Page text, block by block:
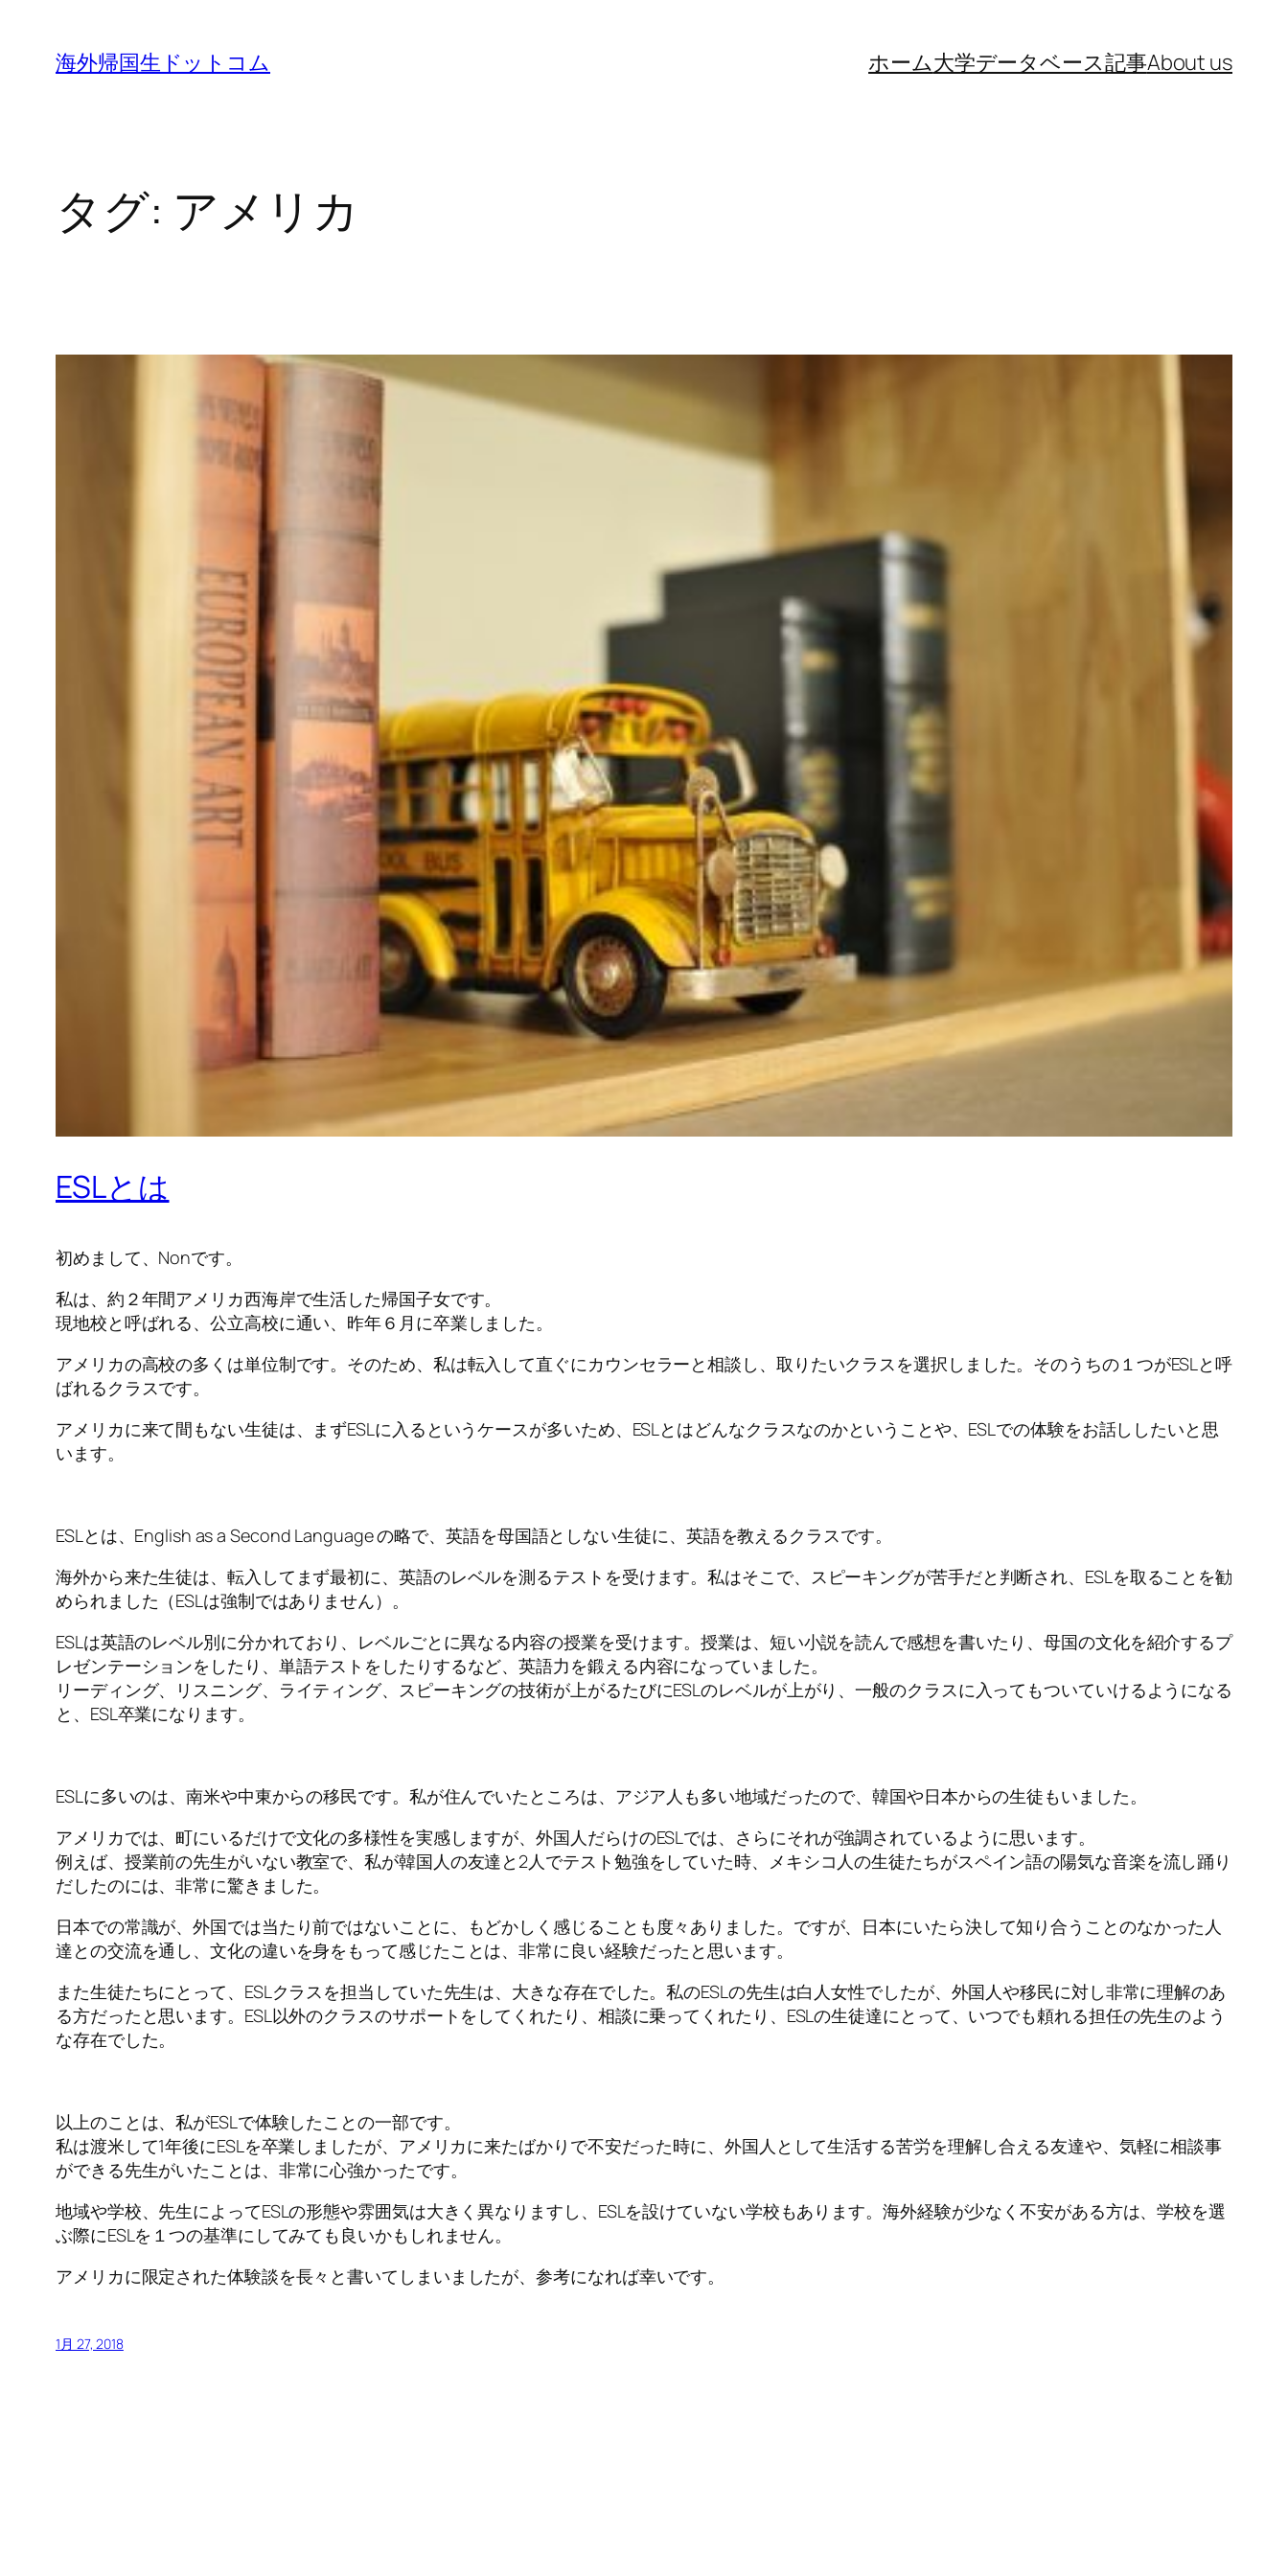
海外帰国生ドットコム ホーム大学データベース記事About us
タグ: アメリカ
ESLとは
初めまして、Nonです。
私は、約２年間アメリカ西海岸で生活した帰国子女です。
現地校と呼ばれる、公立高校に通い、昨年６月に卒業しました。
アメリカの高校の多くは単位制です。そのため、私は転入して直ぐにカウンセラーと相談し、取りたいクラスを選択しました。そのうちの１つがESLと呼
ばれるクラスです。
アメリカに来て間もない生徒は、まずESLに入るというケースが多いため、ESLとはどんなクラスなのかということや、ESLでの体験をお話ししたいと思
います。
ESLとは、English as a Second Language の略で、英語を母国語としない生徒に、英語を教えるクラスです。
海外から来た生徒は、転入してまず最初に、英語のレベルを測るテストを受けます。私はそこで、スピーキングが苦手だと判断され、ESLを取ることを勧
められました（ESLは強制ではありません）。
ESLは英語のレベル別に分かれており、レベルごとに異なる内容の授業を受けます。授業は、短い小説を読んで感想を書いたり、母国の文化を紹介するプ
レゼンテーションをしたり、単語テストをしたりするなど、英語力を鍛える内容になっていました。
リーディング、リスニング、ライティング、スピーキングの技術が上がるたびにESLのレベルが上がり、一般のクラスに入ってもついていけるようになる
と、ESL卒業になります。
ESLに多いのは、南米や中東からの移民です。私が住んでいたところは、アジア人も多い地域だったので、韓国や日本からの生徒もいました。
アメリカでは、町にいるだけで文化の多様性を実感しますが、外国人だらけのESLでは、さらにそれが強調されているように思います。
例えば、授業前の先生がいない教室で、私が韓国人の友達と2人でテスト勉強をしていた時、メキシコ人の生徒たちがスペイン語の陽気な音楽を流し踊り
だしたのには、非常に驚きました。
日本での常識が、外国では当たり前ではないことに、もどかしく感じることも度々ありました。ですが、日本にいたら決して知り合うことのなかった人
達との交流を通し、文化の違いを身をもって感じたことは、非常に良い経験だったと思います。
また生徒たちにとって、ESLクラスを担当していた先生は、大きな存在でした。私のESLの先生は白人女性でしたが、外国人や移民に対し非常に理解のあ
る方だったと思います。ESL以外のクラスのサポートをしてくれたり、相談に乗ってくれたり、ESLの生徒達にとって、いつでも頼れる担任の先生のよう
な存在でした。
以上のことは、私がESLで体験したことの一部です。
私は渡米して1年後にESLを卒業しましたが、アメリカに来たばかりで不安だった時に、外国人として生活する苦労を理解し合える友達や、気軽に相談事
ができる先生がいたことは、非常に心強かったです。
地域や学校、先生によってESLの形態や雰囲気は大きく異なりますし、ESLを設けていない学校もあります。海外経験が少なく不安がある方は、学校を選
ぶ際にESLを１つの基準にしてみても良いかもしれません。
アメリカに限定された体験談を長々と書いてしまいましたが、参考になれば幸いです。
1月 27, 2018